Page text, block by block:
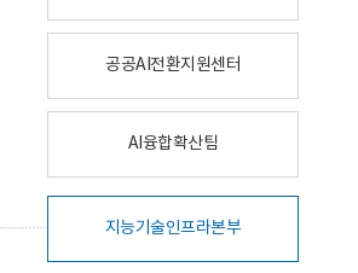
공공AI전환지원센터
AI융합확산팀
지능기술인프라본부